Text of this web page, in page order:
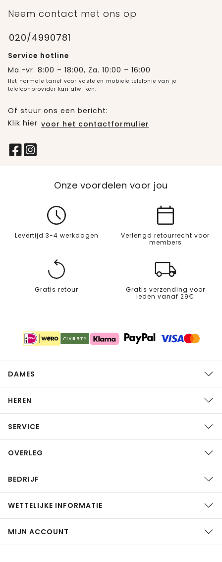
Neem contact met ons op
020/4990781
Service hotline
Ma.-vr. 8:00 – 18:00, Za. 10:00 – 16:00
Het normale tarief voor vaste en mobiele telefonie van je
telefoonprovider kan afwijken.
Of stuur ons een bericht:
Klik hier voor het contactformulier
Onze voordelen voor jou
Levertijd 3-4 werkdagen
Verlengd retourrecht voor
members
Gratis retour
Gratis verzending voor
leden vanaf 29€
DAMES
HEREN
SERVICE
OVERLEG
BEDRIJF
WETTELIJKE INFORMATIE
MIJN ACCOUNT